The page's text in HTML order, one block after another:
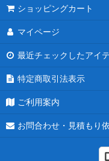
ショッピングカート
マイページ
最近チェックしたアイ
特定商取引法表示
ご利用案内
お問合わせ・見積もり